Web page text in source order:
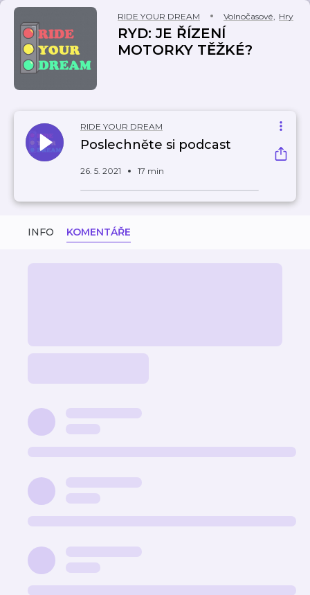
RIDE YOUR DREAM Volnočasové, Hry
RYD: JE ŘÍZENÍ
MOTORKY TĚŽKÉ?
RIDE YOUR DREAM
Poslechněte si podcast
26. 5. 2021 17 min
INFO KOMENTÁŘE